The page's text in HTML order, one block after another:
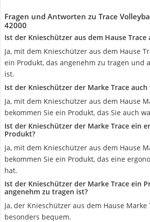
Fragen und Antworten zu Trace
42000
Ist der Knieschützer aus dem Hause
Ja, mit dem Knieschützer aus dem Hause
ein Produkt, das angenehm zu tragen und
ist.
Ist der Knieschützer der Marke Trace auch
Ja, mit dem Knieschützer aus dem Hause
bekommen Sie ein Produkt, das Sie auch
Ist der Knieschützer der Marke Trace ein
Produkt?
Ja, mit dem Knieschützer aus dem Hause
bekommen Sie ein Produkt, das eine
hat.
Ist der Knieschützer der Marke Trace ein
angenehm zu tragen ist?
Ja, der Knieschützer aus dem Hause Marke
besonders bequem.